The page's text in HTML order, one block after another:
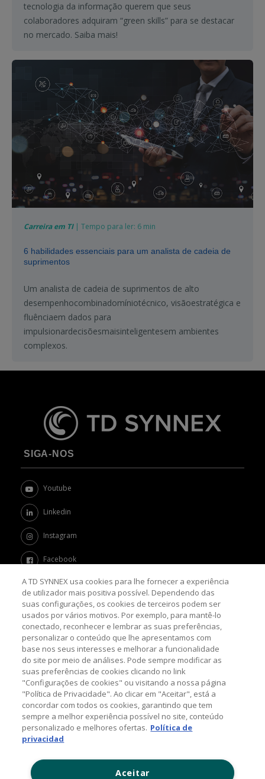
tecnologia da informação querem que seus
colaboradores adquiram “green skills” para se destacar
no mercado. Saiba mais!
Carreira em TI| Tempo para ler: 6 min
6 habilidades essenciais para um analista de cadeia de
suprimentos
Um analista de cadeia de suprimentos de alto
desempenhocombinadomíniotécnico, visãoestratégica e
fluênciaem dados para
impulsionardecisõesmaisinteligentesem ambientes
complexos.
SIGA-NOS
Youtube
Linkedin
Instagram
Facebook
Twitter
Channel Academy
SOBRE O BLOG
Nosso objetivo é levar até você as principais informações e
tendências sobre o mercado de TI, com a missão de mantê-lo
atualizado sobre as últimas novidades do universo da tecnologia.
© 2026 TD SYNNEX Corporation, 44201 Nobel Drive,
Fremont, CA 94538, USA, Tel: +1 954 308 0570
Contato: (11) 5525-7300
A TD SYNNEX usa cookies para lhe fornecer a experiência
de utilizador mais positiva possível. Dependendo das
suas configurações, os cookies de terceiros podem ser
usados por vários motivos. Por exemplo, para mantê-lo
conectado, reconhecer e lembrar as suas preferências,
personalizar o conteúdo que lhe apresentamos com
base nos seus interesses e melhorar a funcionalidade
do site por meio de análises. Pode sempre modificar as
suas preferências de cookies clicando no link
"Configurações de cookies" ou visitando a nossa página
"Política de Privacidade". Ao clicar em "Aceitar", está a
concordar com todos os cookies, garantindo que tem
sempre a melhor experiência possível no site, conteúdo
personalizado e melhores ofertas. Política de
privacidad
Aceitar